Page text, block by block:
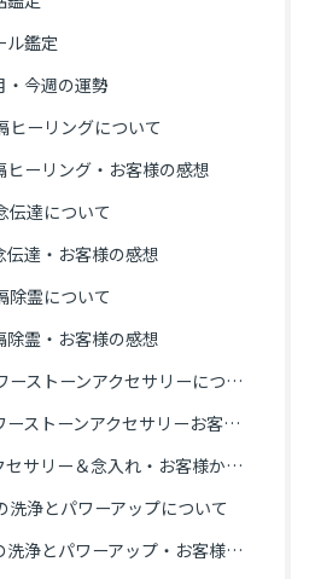
ル鑑定
・今週の運勢
ーリングについて
ヒーリング・お客様の感想
達について
伝達・お客様の感想
霊について
除霊・お客様の感想
ストーンアクセサリーについて
トーンアクセサリーお客様の発送商品一覧
サリー＆念入れ・お客様からの感想
浄とパワーアップについて
浄とパワーアップ・お客様の感想